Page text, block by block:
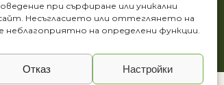
при сърфиране или уникални
Несъгласието или оттеглянето на
неблагоприятно на определени функции.
Отказ Настройки